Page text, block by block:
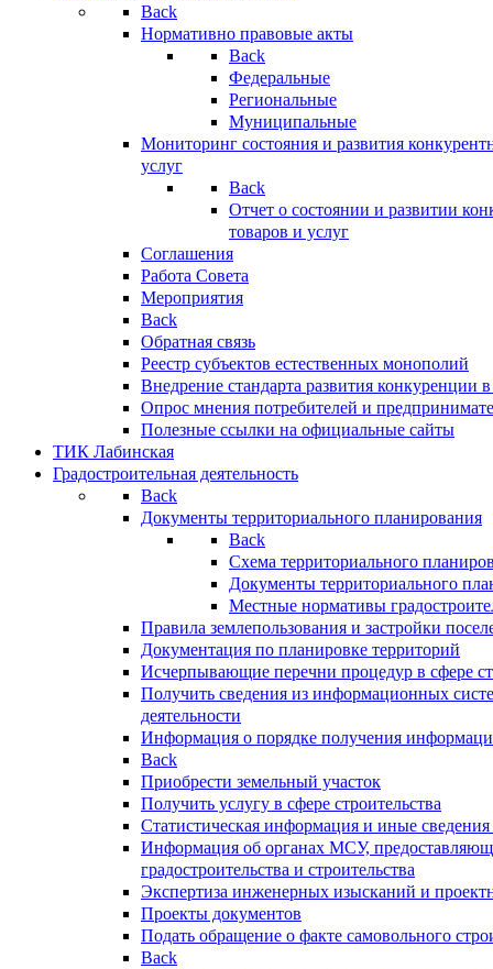
Back
Нормативно правовые акты
Back
Федеральные
Региональные
Муниципальные
Мониторинг состояния и развития
услуг
Back
Отчет о состоянии и развитии
товаров и услуг
Соглашения
Работа Совета
Мероприятия
Back
Обратная связь
Реестр субъектов естественных монополий
Внедрение стандарта развития конкуренции
Опрос мнения потребителей и
Полезные ссылки на официальные сайты
ТИК Лабинская
Градостроительная деятельность
Back
Документы территориального планирования
Back
Схема территориального
Документы территориального
Местные нормативы
Правила землепользования и застройки
Документация по планировке территорий
Исчерпывающие перечни процедур в сфере
Получить сведения из информационных
деятельности
Информация о порядке получения
Back
Приобрести земельный участок
Получить услугу в сфере строительства
Статистическая информация и иные сведения
Информация об органах МСУ,
градостроительства и строительства
Экспертиза инженерных изысканий и
Проекты документов
Подать обращение о факте самовольного
Back